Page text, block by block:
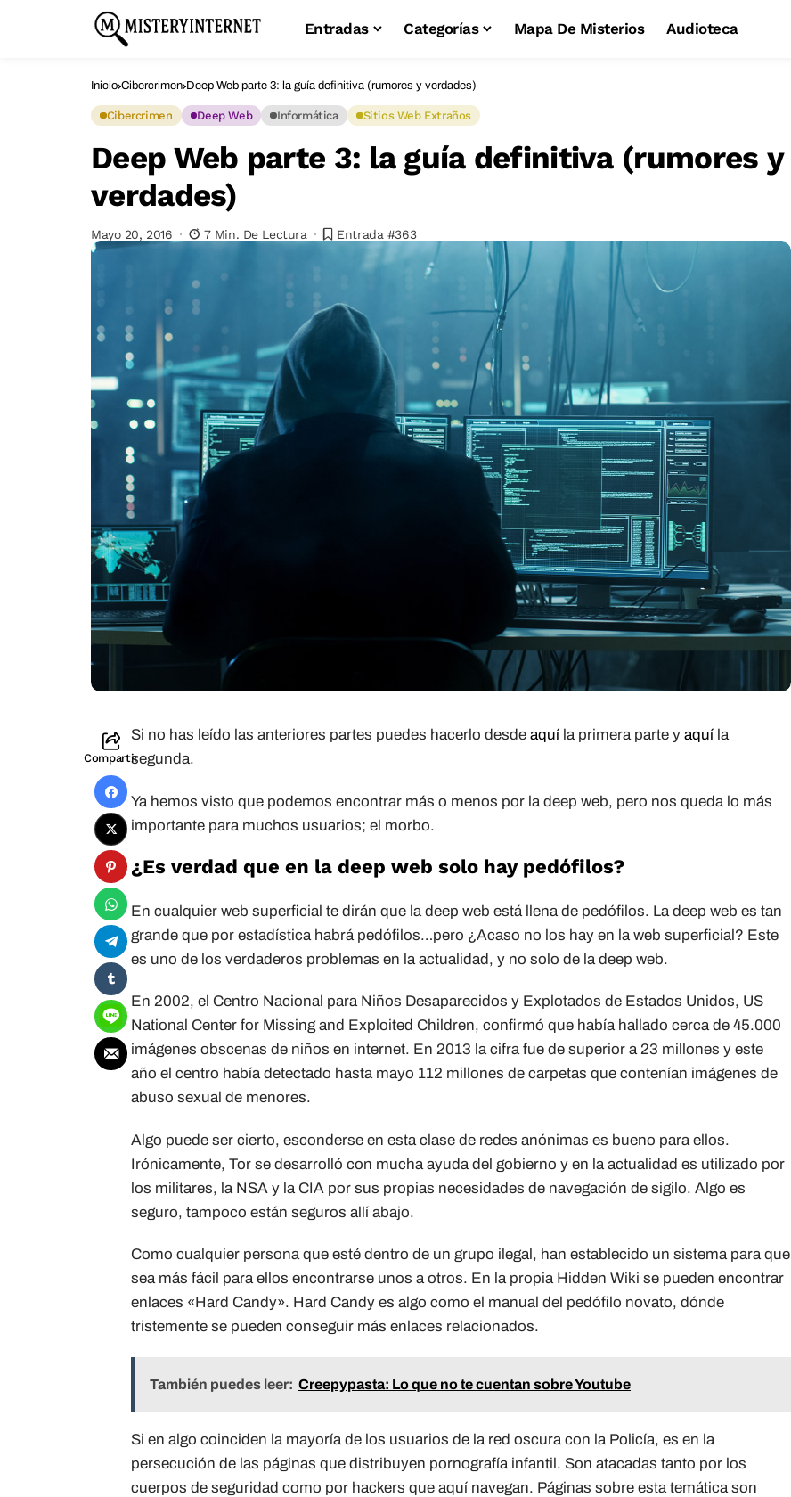
Entradas Categorías Mapa De Misterios Audioteca
Inicio Cibercrimen Deep Web parte 3: la guía definitiva (rumores y verdades)
Cibercrimen Deep Web Informática Sitios Web Extraños
Deep Web parte 3: la guía definitiva (rumores y
verdades)
Mayo 20, 2016 7 Min. De Lectura Entrada #363
Compartir
Si no has leído las anteriores partes puedes hacerlo desde aquí la primera parte y aquí la
segunda.
Ya hemos visto que podemos encontrar más o menos por la deep web, pero nos queda lo más
importante para muchos usuarios; el morbo.
¿Es verdad que en la deep web solo hay pedófilos?
En cualquier web superficial te dirán que la deep web está llena de pedófilos. La deep web es tan
grande que por estadística habrá pedófilos…pero ¿Acaso no los hay en la web superficial? Este
es uno de los verdaderos problemas en la actualidad, y no solo de la deep web.
En 2002, el Centro Nacional para Niños Desaparecidos y Explotados de Estados Unidos, US
National Center for Missing and Exploited Children, confirmó que había hallado cerca de 45.000
imágenes obscenas de niños en internet. En 2013 la cifra fue de superior a 23 millones y este
año el centro había detectado hasta mayo 112 millones de carpetas que contenían imágenes de
abuso sexual de menores.
Algo puede ser cierto, esconderse en esta clase de redes anónimas es bueno para ellos.
Irónicamente, Tor se desarrolló con mucha ayuda del gobierno y en la actualidad es utilizado por
los militares, la NSA y la CIA por sus propias necesidades de navegación de sigilo. Algo es
seguro, tampoco están seguros allí abajo.
Como cualquier persona que esté dentro de un grupo ilegal, han establecido un sistema para que
sea más fácil para ellos encontrarse unos a otros. En la propia Hidden Wiki se pueden encontrar
enlaces «Hard Candy». Hard Candy es algo como el manual del pedófilo novato, dónde
tristemente se pueden conseguir más enlaces relacionados.
También puedes leer: Creepypasta: Lo que no te cuentan sobre Youtube
Si en algo coinciden la mayoría de los usuarios de la red oscura con la Policía, es en la
persecución de las páginas que distribuyen pornografía infantil. Son atacadas tanto por los
cuerpos de seguridad como por hackers que aquí navegan. Páginas sobre esta temática son